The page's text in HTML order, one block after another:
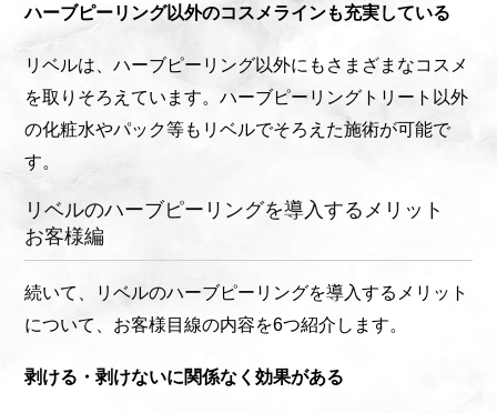
ハーブピーリング以外のコスメラインも充実している
リベルは、ハーブピーリング以外にもさまざまなコスメ
を取りそろえています。ハーブピーリングトリート以外
の化粧水やパック等もリベルでそろえた施術が可能で
す。
リベルのハーブピーリングを導入するメリット
お客様編
続いて、リベルのハーブピーリングを導入するメリット
について、お客様目線の内容を6つ紹介します。
剥ける・剥けないに関係なく効果がある